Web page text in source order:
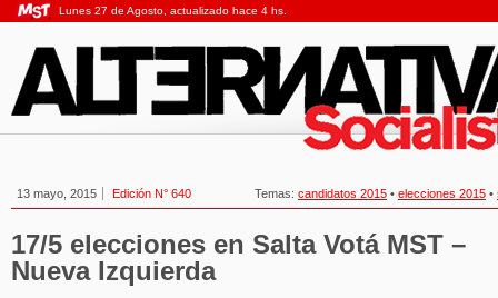
Lunes 27 de Agosto, actualizado hace 4 hs.
13 mayo, 2015 Edición N° 640 Temas: candidatos 2015 • elecciones 2015 •
17/5 elecciones en Salta Votá MST –
Nueva Izquierda